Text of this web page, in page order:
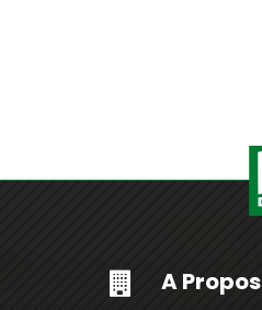
 A Propos